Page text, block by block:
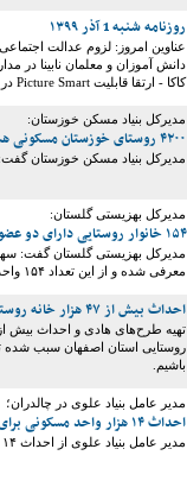
روزنامه شنبه 1 آذر ۱۳۹۹
عناوین امروز: لزوم عدالت
دانش آموزان و معلمان نابینا در
کاکا - ارتقا قابلیت Picture Smart در JAWS 2021 - جدول کلاسیک
مدیرکل بنیاد مسکن خوزستان:
۴۲۰۰ روستای خوزستان مسکونی هستند/ خوزستان کمبود تجهیزات دارد
مدیرکل بنیاد مسکن خوزستان گفت: این استان ۶ هزار روستا دارد که چهار هزار و
مدیرکل بهزیستی گلستان:
۱۵۴ خانوار روستایی دارای دو عضو معلول در گلستان خانه دار شدند
معرفی شده و از این تعداد ۱۵۴ واحد مسکونی تکمیل و واگذار شده است.
احداث بیش از ۴۷ هزار خانه روستایی در اصفهان طی هفت سال گذشته
روستایی استان اصفهان سبب شده
باشیم.
مدیر عامل بنیاد علوی در چالدران؛
احداث ۱۴ هزار واحد مسکونی برای خانواده‌های معلولان
مدیر عامل بنیاد علوی از احداث ۱۴ هزار واحد مسکونی برای خانواده‌های معلولان خبر داد.